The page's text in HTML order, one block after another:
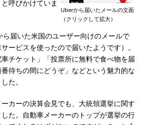
Uberから届いたメールの文面
（クリックして拡大）
呼びかけていま
届いた米国のユーザー向けのメールで
ービスを使ったので届いたようです）。
車チケット」「投票所に無料で食べ物を届
待ちの間にどうぞ」などという魅力的な
た。
カーの決算会見でも、大統領選挙に関す
た。自動車メーカーのトップが選挙の行